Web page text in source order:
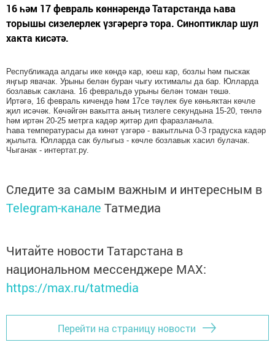
16 һәм 17 февраль көннәрендә Татарстанда һава
торышы сизелерлек үзгәрергә тора. Синоптиклар шул
хакта кисәтә.
Республикада алдагы ике көндә кар, юеш кар, бозлы һәм пыскак
яңгыр явачак. Урыны белән буран чыгу ихтималы да бар. Юлларда
бозлавык саклана. 16 февральдә урыны белән томан төшә.
Иртәгә, 16 февраль кичендә һәм 17се тәүлек буе көньяктан көчле
җил исәчәк. Көчәйгән вакытта аның тизлеге секундына 15-20, төнлә
һәм иртән 20-25 метрга кадәр җитәр дип фаразланыла.
Һава температурасы да кинәт үзгәрә - вакытлыча 0-3 градуска кадәр
җылыта. Юлларда сак булыгыз - көчле бозлавык хасил булачак.
Чыганак - интертат.ру.
Следите за самым важным и интересным в
Telegram-канале Татмедиа
Читайте новости Татарстана в
национальном мессенджере MАХ:
https://max.ru/tatmedia
Перейти на страницу новости